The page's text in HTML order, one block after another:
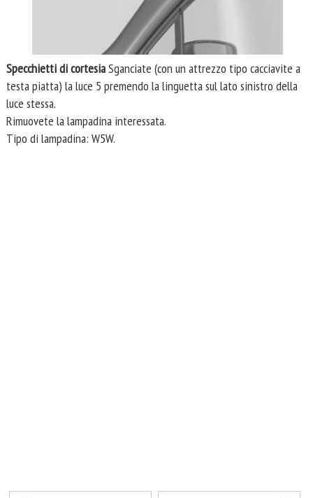
Specchietti di cortesiaSganciate (con un attrezzo tipo cacciavite a
testa piatta) la luce 5 premendo la linguetta sul lato sinistro della
luce stessa.
Rimuovete la lampadina interessata.
Tipo di lampadina: W5W.